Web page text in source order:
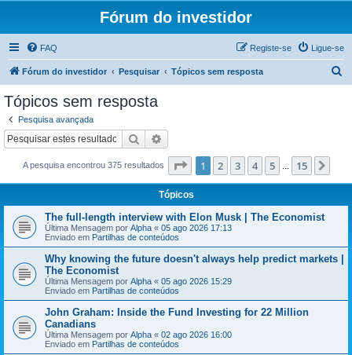
Fórum do investidor
FAQ Ligue-se
Registe-se
Fórum do investidor Pesquisar Tópicos sem resposta
s
Tópicos sem resposta
Pesquisa avançada
Pesquisar
A pesquisa encontrou 375 resultados Página de 15
1 2 3 4 5 15
Tópicos
The full-length interview with Elon Musk | The Economist
Última Mensagem por Alpha « 05 ago 2026 17:13
Enviado em Partilhas de conteúdos
Why knowing the future doesn't always help predict markets |
The Economist
Última Mensagem por Alpha « 05 ago 2026 15:29
Enviado em Partilhas de conteúdos
John Graham: Inside the Fund Investing for 22 Million
Canadians
Última Mensagem por Alpha « 02 ago 2026 16:00
Enviado em Partilhas de conteúdos